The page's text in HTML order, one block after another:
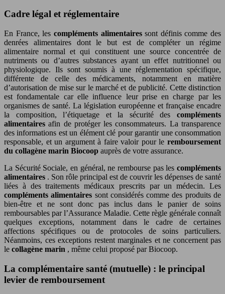
Cadre légal et réglementaire
En France, les compléments alimentairessont définis comme des
denrées alimentaires dont le but est de compléter un régime
alimentaire normal et qui constituent une source concentrée de
nutriments ou d’autres substances ayant un effet nutritionnel ou
physiologique. Ils sont soumis à une réglementation spécifique,
différente de celle des médicaments, notamment en matière
d’autorisation de mise sur le marché et de publicité. Cette distinction
est fondamentale car elle influence leur prise en charge par les
organismes de santé. La législation européenne et française encadre
la composition, l’étiquetage et la sécurité des compléments
alimentairesafin de protéger les consommateurs. La transparence
des informations est un élément clé pour garantir une consommation
responsable, et un argument à faire valoir pour le remboursement
du collagène marin Biocoop auprès de votre assurance.
La Sécurité Sociale, en général, ne rembourse pas les compléments
alimentaires . Son rôle principal est de couvrir les dépenses de santé
liées à des traitements médicaux prescrits par un médecin. Les
compléments alimentaires sont considérés comme des produits de
bien-être et ne sont donc pas inclus dans le panier de soins
remboursables par l’Assurance Maladie. Cette règle générale connaît
quelques exceptions, notamment dans le cadre de certaines
affections spécifiques ou de protocoles de soins particuliers.
Néanmoins, ces exceptions restent marginales et ne concernent pas
le collagène marin , même celui proposé par Biocoop.
La complémentaire santé (mutuelle) : le principal
levier de remboursement